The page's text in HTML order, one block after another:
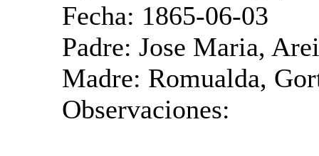
Fecha: 1865-06-03
Padre: Jose Maria,
Madre: Romualda,
Observaciones: